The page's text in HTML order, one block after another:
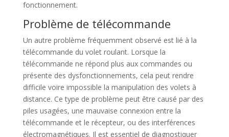
fonctionnement.
Problème de télécommande
Un autre problème fréquemment observé est lié à la
télécommande du volet roulant. Lorsque la
télécommande ne répond plus aux commandes ou
présente des dysfonctionnements, cela peut rendre
difficile voire impossible la manipulation des volets à
distance. Ce type de problème peut être causé par des
piles usagées, une mauvaise connexion entre la
télécommande et le récepteur, ou des interférences
électromagnétiques. Il est essentiel de diagnostiquer